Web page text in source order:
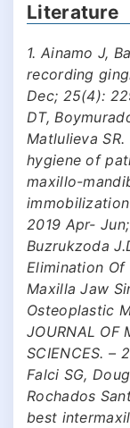
Literature
1. Ainamo J,
recording
Dec; 25(4):
DT,
Matlulieva
hygiene of
maxillo-
2019 Apr-
Buzrukzoda
Elimination
Maxilla Jaw
Osteoplastic
JOURNAL OF
SCIENCES. –
Falci SG,
Rochados
best